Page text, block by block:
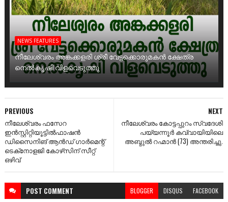
NEWS FEATURES
നീലേശ്വരം അങ്കക്കളരി ശ്രീ വേട്ടക്കൊരുമകൻ ക്ഷേത്ര
നെൽകൃഷി വിളവെടുത്തു
NEXT
നീലേശ്വരം കോട്ടപ്പുറം സ്വദേശി
പയ്യന്നൂര്‍ കവ്വായിയിലെ
അബ്ദുല്‍ റഹ്മാന്‍ (73) അന്തരിച്ചു.
PREVIOUS
നീലേശ്വരം ഫസേറ
ഇന്‍സ്റ്റിറ്റിയൂട്ടില്‍ഫാഷന്‍
ഡിസൈനിങ്‌ ആന്‍ഡ്‌ ഗാര്‍മെന്റ്‌
ടെക്‌നോളജി കോഴ്‌സിന്‌ സീറ്റ്‌
ഒഴിവ്‌
POST COMMENT BLOGGER DISQUS FACEBOOK